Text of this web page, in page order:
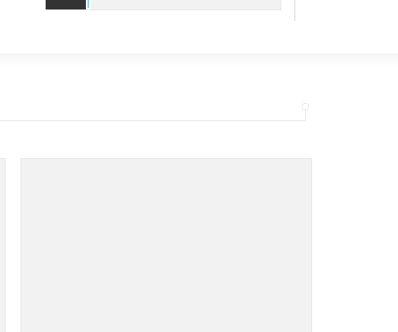
09.11.'15 Osuda incidenta tokom dženaze na Pe ...